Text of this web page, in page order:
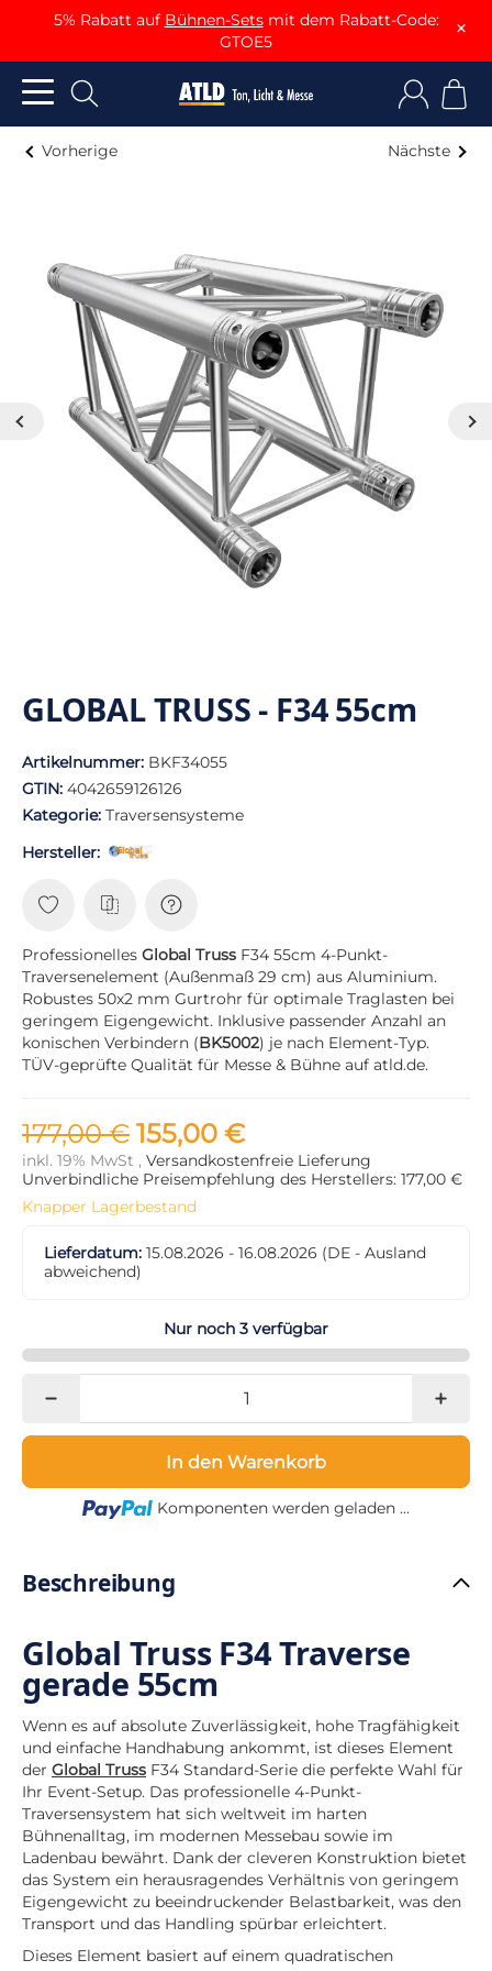
5% Rabatt auf Bühnen-Setsmit dem Rabatt-Code:
GTOE5
×
Vorherige Nächste
GLOBAL TRUSS - F34 55cm
Artikelnummer: BKF34055
GTIN: 4042659126126
Kategorie: Traversensysteme
Hersteller:
Professionelles Global Truss F34 55cm 4-Punkt-
Traversenelement (Außenmaß 29 cm) aus Aluminium.
Robustes 50x2 mm Gurtrohr für optimale Traglasten bei
geringem Eigengewicht. Inklusive passender Anzahl an
konischen Verbindern (BK5002) je nach Element-Typ.
TÜV-geprüfte Qualität für Messe & Bühne auf atld.de.
177,00 € 155,00 €
inkl. 19% MwSt , Versandkostenfreie Lieferung
Unverbindliche Preisempfehlung des Herstellers: 177,00 €
Knapper Lagerbestand
Lieferdatum: 15.08.2026 - 16.08.2026 (DE - Ausland
abweichend)
Nur noch 3 verfügbar
In den Warenkorb
Loading...
Komponenten werden geladen ...
Beschreibung
Global Truss F34 Traverse
gerade 55cm
Wenn es auf absolute Zuverlässigkeit, hohe Tragfähigkeit
und einfache Handhabung ankommt, ist dieses Element
der Global Truss F34 Standard-Serie die perfekte Wahl für
Ihr Event-Setup. Das professionelle 4-Punkt-
Traversensystem hat sich weltweit im harten
Bühnenalltag, im modernen Messebau sowie im
Ladenbau bewährt. Dank der cleveren Konstruktion bietet
das System ein herausragendes Verhältnis von geringem
Eigengewicht zu beeindruckender Belastbarkeit, was den
Transport und das Handling spürbar erleichtert.
Dieses Element basiert auf einem quadratischen